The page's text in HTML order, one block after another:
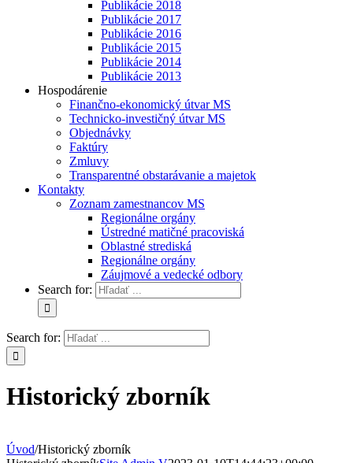
Publikácie 2018
Publikácie 2017
Publikácie 2016
Publikácie 2015
Publikácie 2014
Publikácie 2013
Hospodárenie
Finančno-ekonomický útvar MS
Technicko-investičný útvar MS
Objednávky
Faktúry
Zmluvy
Transparentné obstarávanie a majetok
Kontakty
Zoznam zamestnancov MS
Regionálne orgány
Ústredné matičné pracoviská
Oblastné strediská
Regionálne orgány
Záujmové a vedecké odbory
Search for:
Search for:
Historický zborník
Úvod/Historický zborník